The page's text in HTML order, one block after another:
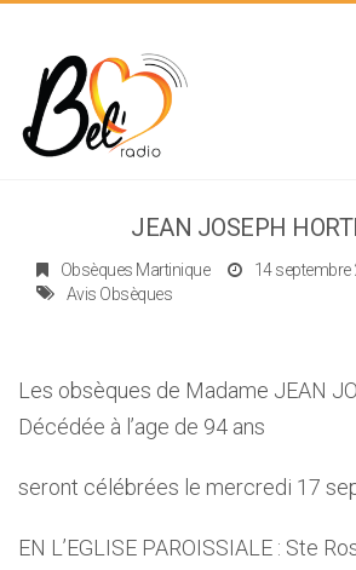
JEAN JOSEPH
Obsèques Martinique
14 septembre
Avis Obsèques
Les obsèques de Madame JEAN
Décédée à l’age de 94 ans
seront célébrées le mercredi 17
EN L’EGLISE PAROISSIALE : Ste